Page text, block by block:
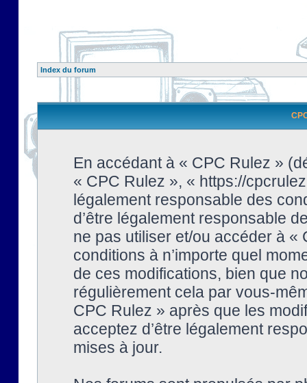
Index du forum
En accédant à « CPC Rulez »
« CPC Rulez », « https://
légalement responsable des
d’être légalement responsable
ne pas utiliser et/ou accéder à
conditions à n’importe quel
de ces modifications, bien que
régulièrement cela par vous-
CPC Rulez » après que les
acceptez d’être légalement
mises à jour.